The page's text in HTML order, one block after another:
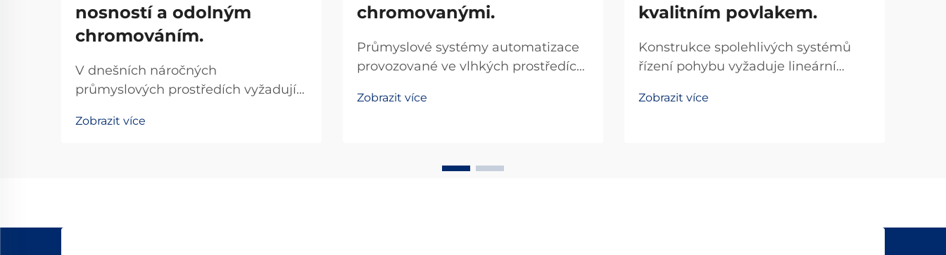
nosností a odolným
chromováním.
V dnešních náročných
průmyslových prostředích vyžadují
lineárního pohybu, která snesou
Zobrazit více
chromovanými.
Průmyslové systémy automatizace
provozované ve vlhkých prostředích
vyžadují specializované
Zobrazit více
kvalitním povlakem.
Konstrukce spolehlivých systémů
řízení pohybu vyžaduje lineární
vysokou přesností, které splňují
Zobrazit více